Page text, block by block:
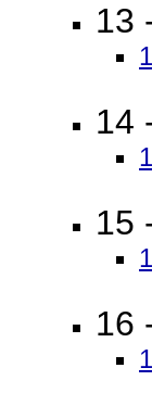
13
1
14
1
15
1
16
1